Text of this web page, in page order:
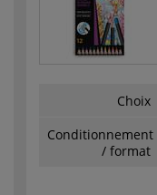
Choix
Conditionnement
/ format